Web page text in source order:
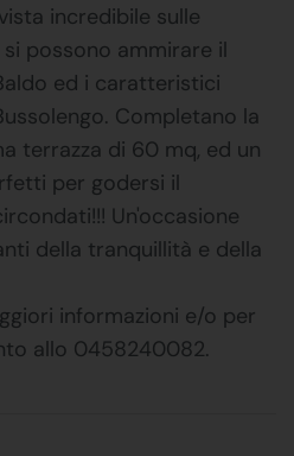
incredibile sulle
possono ammirare il
ed i caratteristici
Completano la
terrazza di 60 mq, ed un
per godersi il
Un'occasione
della tranquillità e della
informazioni e/o per
allo 0458240082.